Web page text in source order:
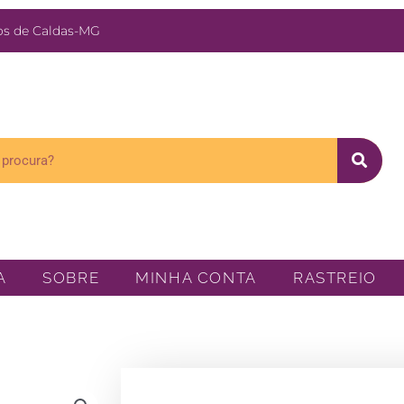
de Caldas-MG
SOBRE MINHA CONTA RASTREIO